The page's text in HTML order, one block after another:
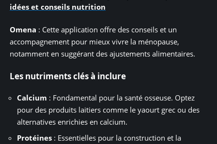
idées et conseils nutrition
Omena : Cette application offre des conseils et un
accompagnement pour mieux vivre la ménopause,
notamment en suggérant des ajustements alimentaires.
Les nutriments clés à inclure
Calcium : Fondamental pour la santé osseuse. Optez
pour des produits laitiers comme le yaourt grec ou des
alternatives enrichies en calcium.
Protéines : Essentielles pour la construction et la